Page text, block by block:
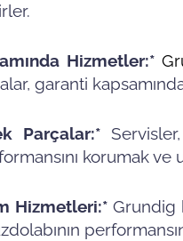
Hizmetler:*
garanti
Parçalar:*
korumak
Hizmetleri:* Grundig